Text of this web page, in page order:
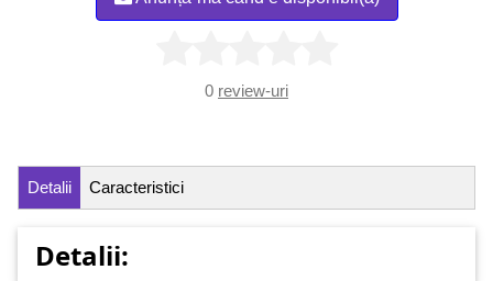
0 review-uri
Detalii Caracteristici
Detalii: